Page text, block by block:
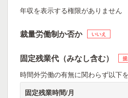
年収を表示する権限がありません
裁量労働制か否か いいえ
固定残業代（みなし含む）
時間外労働の有無に関わらず以下
固定残業時間/月